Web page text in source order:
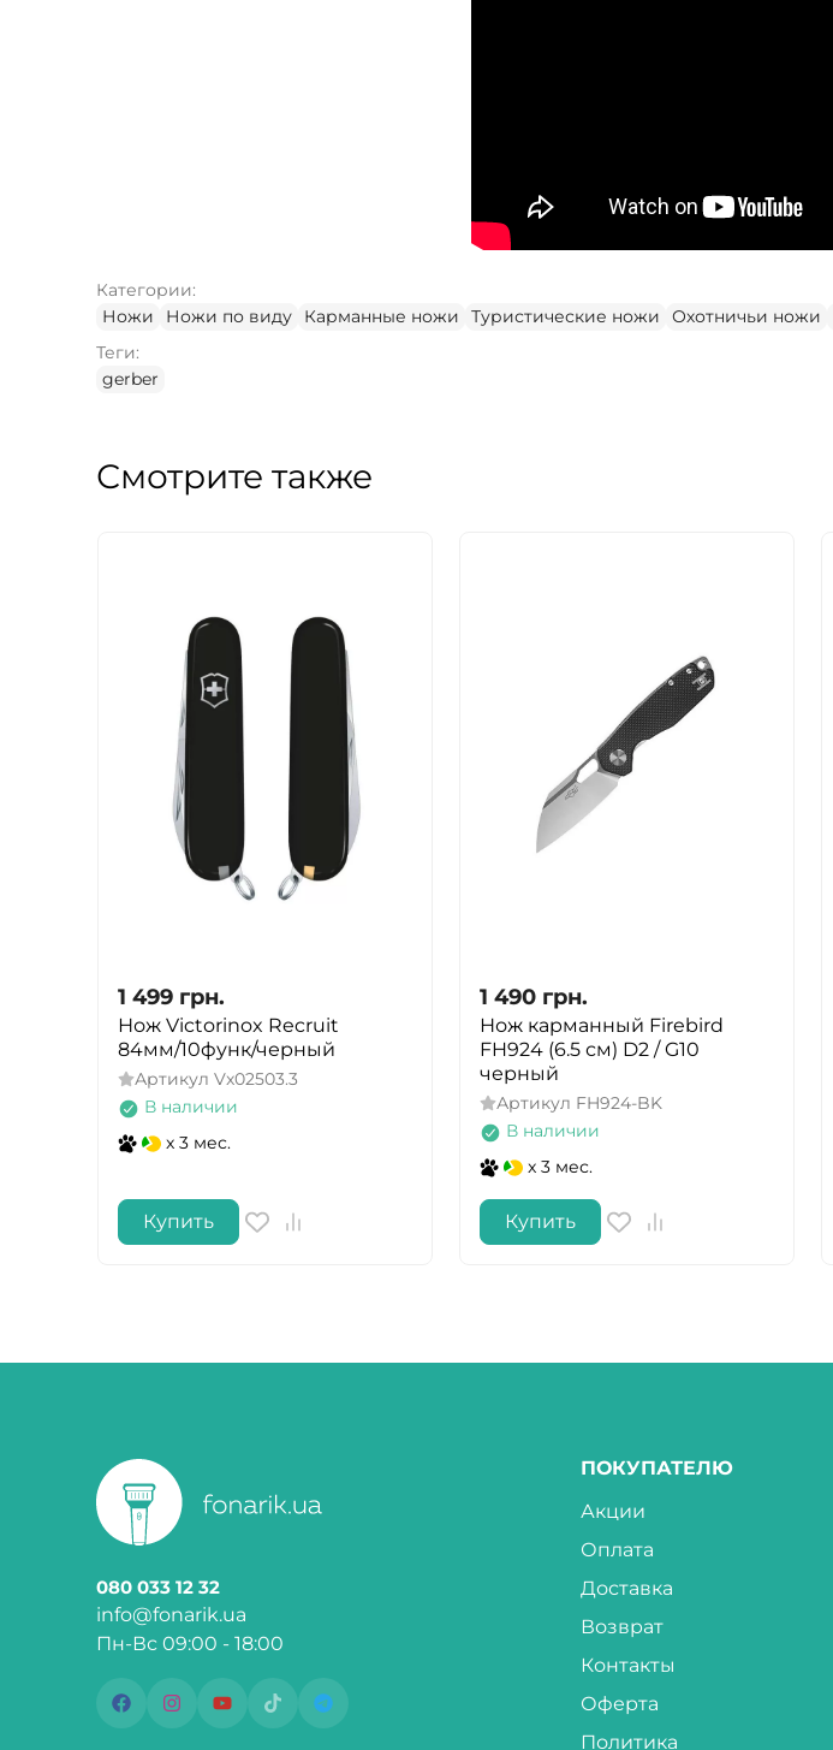
Категории:
Ножи
Ножи по виду Карманные ножи Туристические ножи Охотничьи ножи
Теги:
gerber
Смотрите также
1 499 грн.
Нож Victorinox Recruit
84мм/10функ/черный
Артикул Vx02503.3
В наличии
x 3 мес.
Купить
1 490 грн.
Нож карманный Firebird
FH924 (6.5 см) D2 / G10
черный
Артикул FH924-BK
В наличии
x 3 мес.
Купить
080 033 12 32
info@fonarik.ua
Пн-Вс 09:00 - 18:00
ПОКУПАТЕЛЮ
Акции
Оплата
Доставка
Возврат
Контакты
Оферта
Политика